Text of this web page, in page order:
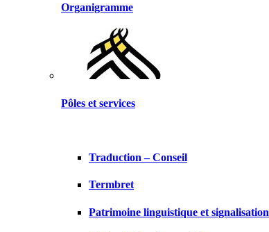
Organigramme
Pôles et services
Traduction – Conseil
Termbret
Patrimoine linguistique et signalisation